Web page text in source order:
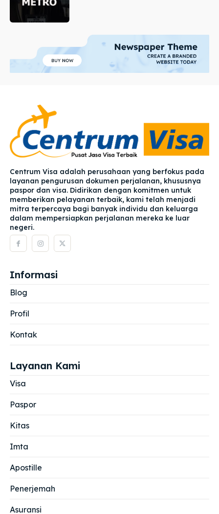
Centrum Visa adalah perusahaan yang berfokus pada
layanan pengurusan dokumen perjalanan, khususnya
paspor dan visa. Didirikan dengan komitmen untuk
memberikan pelayanan terbaik, kami telah menjadi
mitra terpercaya bagi banyak individu dan keluarga
dalam mempersiapkan perjalanan mereka ke luar
negeri.
Informasi
Blog
Profil
Kontak
Layanan Kami
Visa
Paspor
Kitas
Imta
Apostille
Penerjemah
Asuransi